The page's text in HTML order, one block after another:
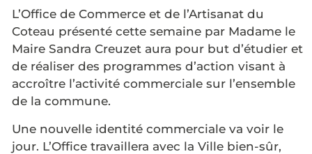
L’Office de Commerce et de l’Artisanat du
Coteau présenté cette semaine par Madame le
Maire Sandra Creuzet aura pour but d’étudier et
de réaliser des programmes d’action visant à
accroître l’activité commerciale sur l’ensemble
de la commune.
Une nouvelle identité commerciale va voir le
jour. L’Office travaillera avec la Ville bien-sûr,